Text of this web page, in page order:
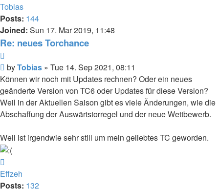
Tobias
Posts: 144
Joined: Sun 17. Mar 2019, 11:48
Re: neues Torchance
Post
byTobias » Tue 14. Sep 2021, 08:11
Können wir noch mit Updates rechnen? Oder ein neues
geänderte Version von TC6 oder Updates für diese Version?
Weil in der Aktuellen Saison gibt es viele Änderungen, wie die
Abschaffung der Auswärtstorregel und der neue Wettbewerb.
Weil ist irgendwie sehr still um mein geliebtes TC geworden.
Effzeh
Posts: 132